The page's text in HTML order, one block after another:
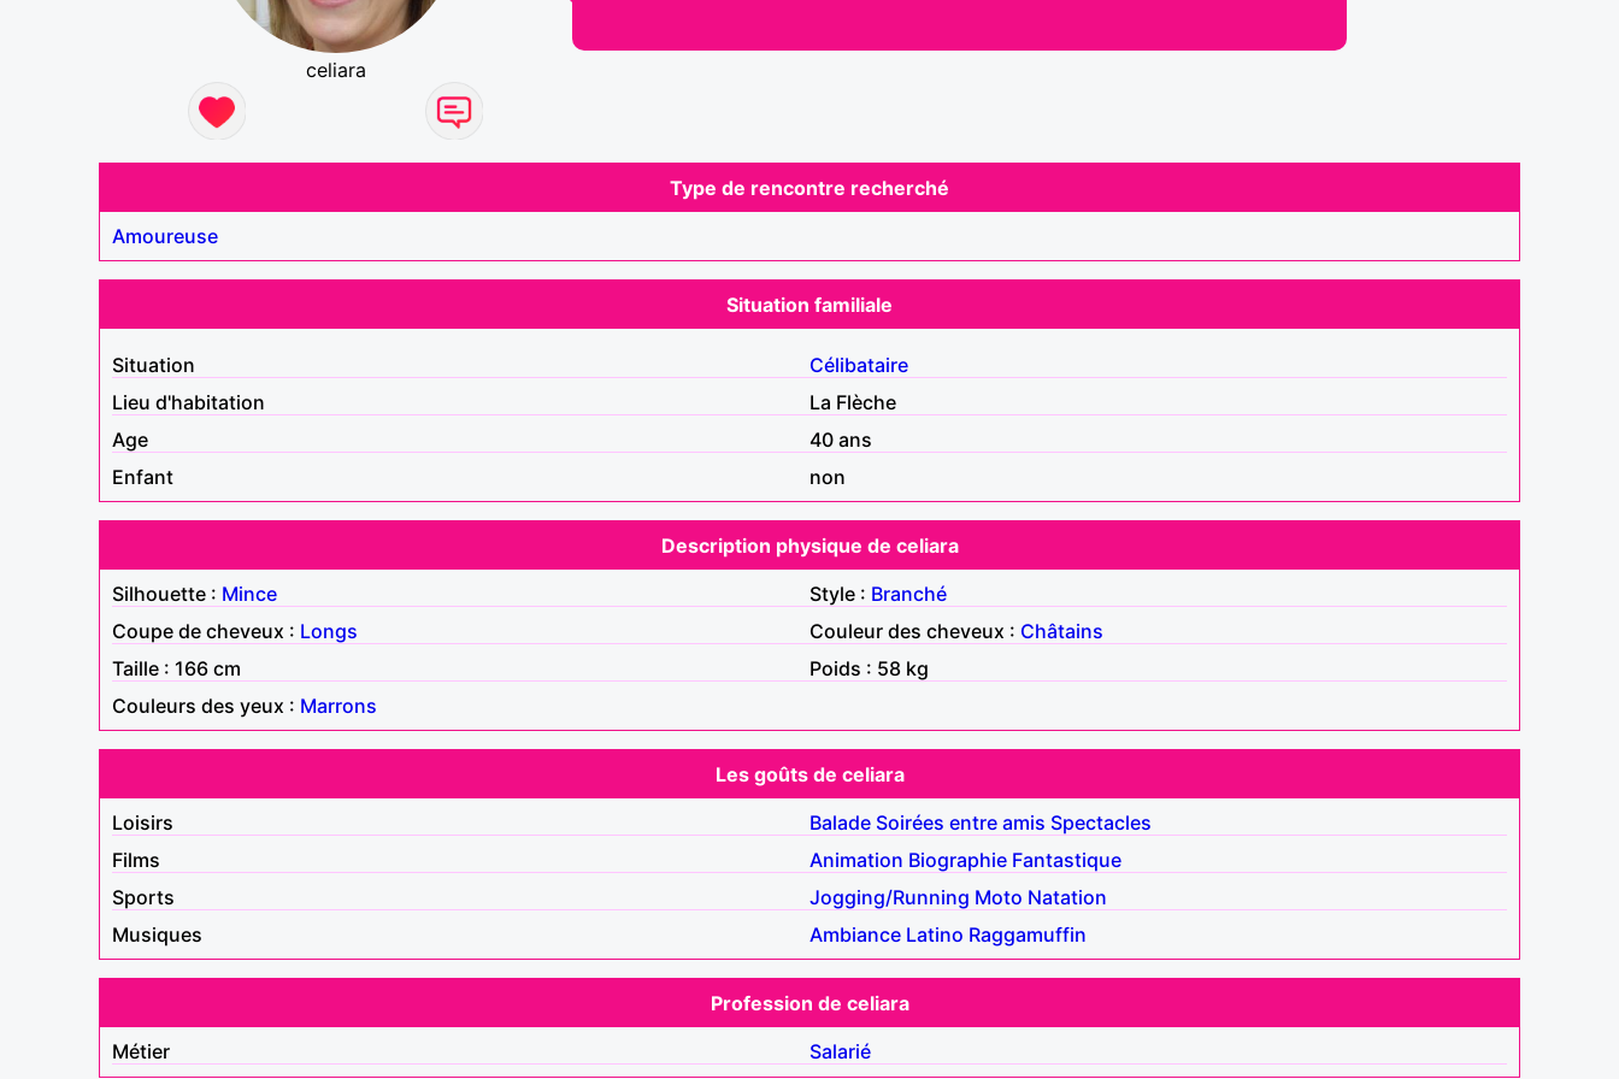
celiara
Type de rencontre recherché
Amoureuse
Situation familiale
Situation
Célibataire
Lieu d'habitation
La Flèche
Age
40 ans
Enfant
non
Description physique de celiara
Silhouette : Mince Style : Branché
Coupe de cheveux : Longs Couleur des cheveux : Châtains
Taille : 166 cm
Poids : 58 kg
Couleurs des yeux : Marrons
Les goûts de celiara
Loisirs
Balade Soirées entre amis Spectacles
Films
Animation Biographie Fantastique
Sports
Jogging/Running Moto Natation
Musiques
Ambiance Latino Raggamuffin
Profession de celiara
Métier
Salarié